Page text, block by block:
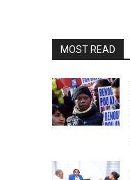
MOST READ